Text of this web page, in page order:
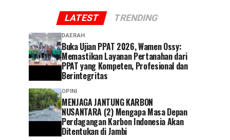
LATEST TRENDING
DAERAH
Buka Ujian PPAT 2026, Wamen Ossy:
Memastikan Layanan Pertanahan dari
PPAT yang Kompeten, Profesional dan
Berintegritas
OPINI
MENJAGA JANTUNG KARBON
NUSANTARA (2) Mengapa Masa Depan
Perdagangan Karbon Indonesia Akan
Ditentukan di Jambi